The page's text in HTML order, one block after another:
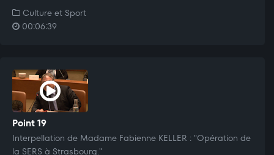
Culture et Sport
00:06:39
Point 19
Interpellation de Madame Fabienne KELLER : "Opération de
la SERS à Strasbourg."